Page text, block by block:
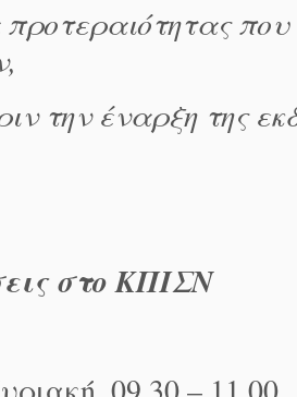
την έναρξη της
στο ΚΠΙΣΝ